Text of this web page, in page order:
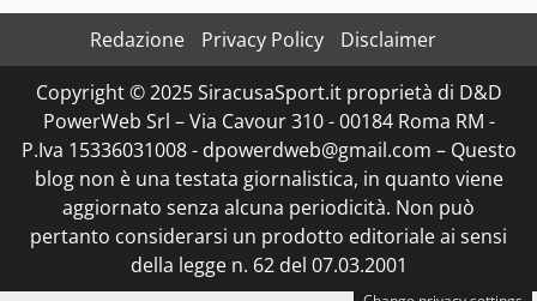
Redazione Privacy Policy
Disclaimer
Copyright © 2025 SiracusaSport.it proprietà di D&D
PowerWeb Srl – Via Cavour 310 - 00184 Roma RM -
P.Iva 15336031008 - dpowerdweb@gmail.com – Questo
blog non è una testata giornalistica, in quanto viene
aggiornato senza alcuna periodicità. Non può
pertanto considerarsi un prodotto editoriale ai sensi
della legge n. 62 del 07.03.2001